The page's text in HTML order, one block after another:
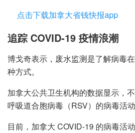
点击下载加拿大省钱快报app
追踪 COVID-19 疫情浪潮
博戈奇表示，废水监测是了解病毒
种方式。
加拿大公共卫生机构的数据显示，
呼吸道合胞病毒（RSV）的病毒活动
目前，加拿大 COVID-19 的病毒活